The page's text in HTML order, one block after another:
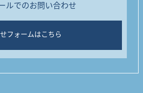
ルでのお問い合わせ
フォームはこちら